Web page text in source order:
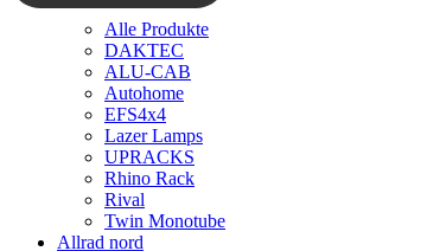
Alle Produkte
DAKTEC
ALU-CAB
Autohome
EFS4x4
Lazer Lamps
UPRACKS
Rhino Rack
Rival
Twin Monotube
Allrad nord